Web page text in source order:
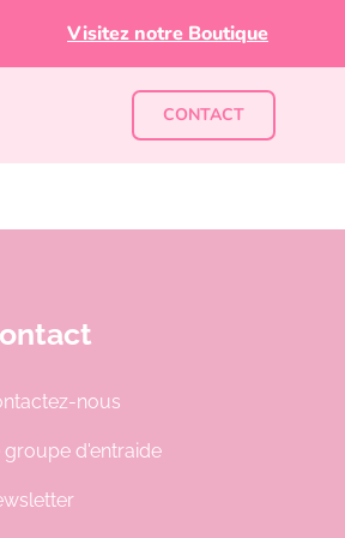
Visitez notre Boutique
CONTACT
nous
groupe d'entraide